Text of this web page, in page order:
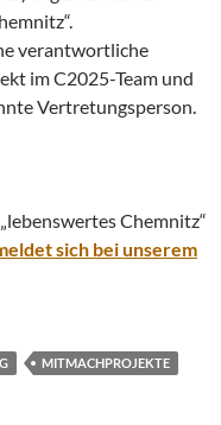
verantwortliche
im C2025-Team und
Vertretungsperson.
Chemnitz“
sich bei unserem
MITMACHPROJEKTE